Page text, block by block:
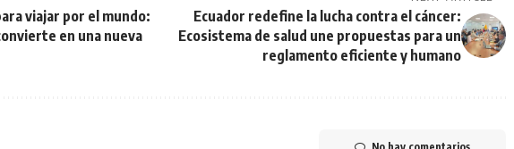
viajar por el mundo:
en una nueva
Ecuador redefine la lucha contra el cáncer:
Ecosistema de salud une propuestas para un
reglamento eficiente y humano